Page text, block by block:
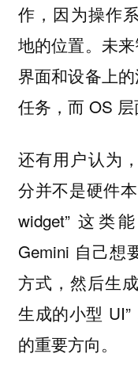
作，因为操作
地的位置。未
界面和设备上
任务，而 OS 层
还有用户认为
分并不是硬件
widget” 这类
Gemini 自己想
方式，然后生
生成的小型
的重要方向。